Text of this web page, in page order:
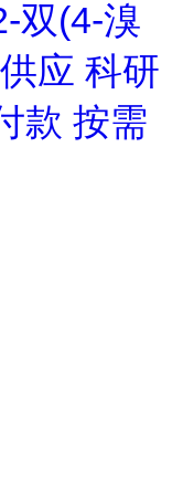
双(4-溴
应 科研
款 按需